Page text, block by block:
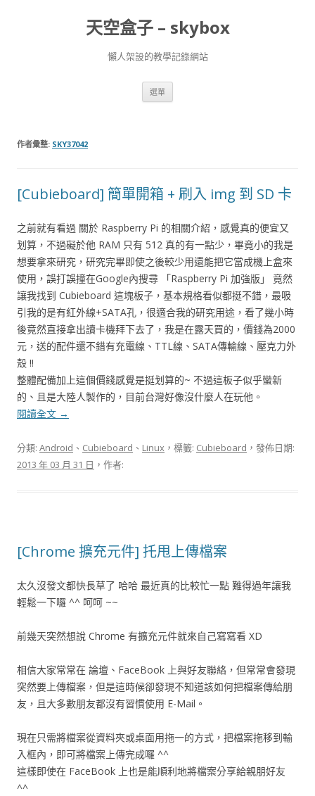
天空盒子 – skybox
懶人架設的教學記錄網站
選單
作者彙整: SKY37042
[Cubieboard] 簡單開箱 + 刷入 img 到 SD 卡
之前就有看過 關於 Raspberry Pi 的相關介紹，感覺真的便宜又
划算，不過礙於他 RAM 只有 512 真的有一點少，畢竟小的我是
想要拿來研究，研究完畢即使之後較少用還能把它當成機上盒來
使用，誤打誤撞在Google內搜尋 「Raspberry Pi 加強版」 竟然
讓我找到 Cubieboard 這塊板子，基本規格看似都挺不錯，最吸
引我的是有紅外線+SATA孔，很適合我的研究用途，看了幾小時
後竟然直接拿出讀卡機拜下去了，我是在露天買的，價錢為2000
元，送的配件還不錯有充電線、TTL線、SATA傳輸線、壓克力外
殼 !!
整體配備加上這個價錢感覺是挺划算的~ 不過這板子似乎蠻新
的、且是大陸人製作的，目前台灣好像沒什麼人在玩他。
閱讀全文 →
分類: Android 、 Cubieboard 、 Linux ，標籤: Cubieboard ，發佈日期:
2013 年 03 月 31 日 ，作者:
[Chrome 擴充元件] 托甩上傳檔案
太久沒發文都快長草了 哈哈 最近真的比較忙一點 難得過年讓我
輕鬆一下囉 ^^ 呵呵 ~~
前幾天突然想說 Chrome 有擴充元件就來自己寫寫看 XD
相信大家常常在 論壇、FaceBook 上與好友聯絡，但常常會發現
突然要上傳檔案，但是這時候卻發現不知道該如何把檔案傳給朋
友，且大多數朋友都沒有習慣使用 E-Mail。
現在只需將檔案從資料夾或桌面用拖一的方式，把檔案拖移到輸
入框內，即可將檔案上傳完成囉 ^^
這樣即使在 FaceBook 上也是能順利地將檔案分享給親朋好友
^^